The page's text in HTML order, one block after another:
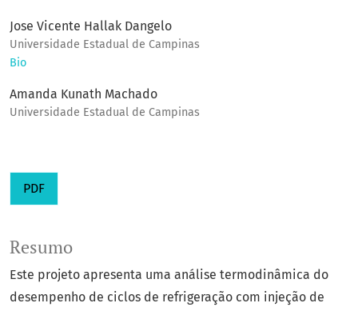
Jose Vicente Hallak Dangelo
Universidade Estadual de Campinas
Bio
Amanda Kunath Machado
Universidade Estadual de Campinas
PDF
Resumo
Este projeto apresenta uma análise termodinâmica do
desempenho de ciclos de refrigeração com injeção de